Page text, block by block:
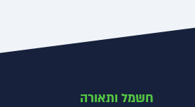
חשמל ותאורה